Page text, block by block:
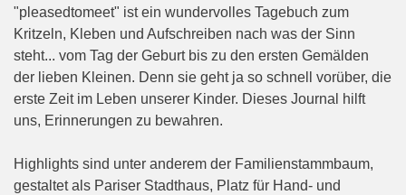
"pleasedtomeet" ist ein wundervolles Tagebuch zum
Kritzeln, Kleben und Aufschreiben nach was der Sinn
steht... vom Tag der Geburt bis zu den ersten Gemälden
der lieben Kleinen. Denn sie geht ja so schnell vorüber, die
erste Zeit im Leben unserer Kinder. Dieses Journal hilft
uns, Erinnerungen zu bewahren.
Highlights sind unter anderem der Familienstammbaum,
gestaltet als Pariser Stadthaus, Platz für Hand- und